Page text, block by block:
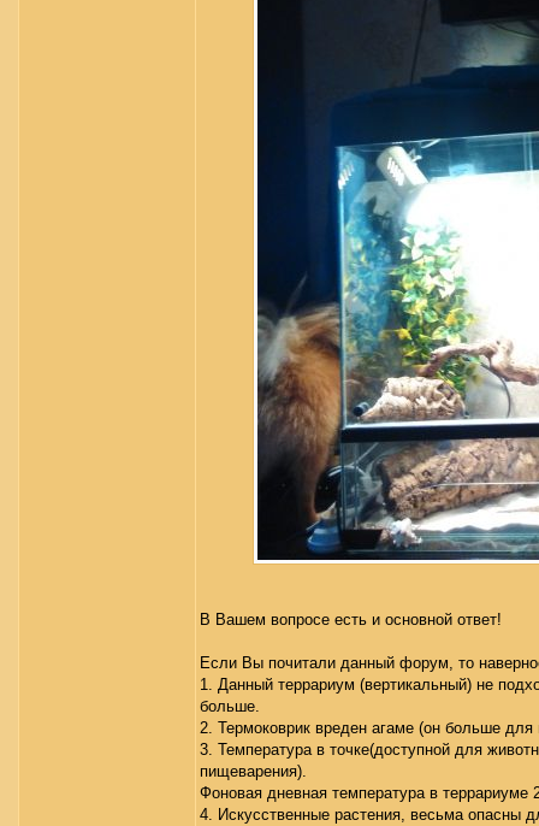
В Вашем вопросе есть и основной ответ!
Если Вы почитали данный форум, то
1. Данный террариум (вертикальный) не
больше.
2. Термоковрик вреден агаме (он больше
3. Температура в точке(доступной для
пищеварения).
Фоновая дневная температура в террариуме
4. Искусственные растения, весьма опасны